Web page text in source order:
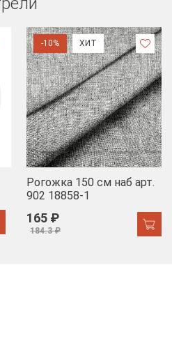
-10% ХИТ
Рогожка 150 см наб арт.
902 18858-1
165 ₽
184.3 ₽